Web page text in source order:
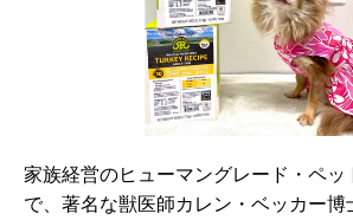
家族経営のヒューマングレード・ペッ
で、著名な獣医師カレン・ベッカー博